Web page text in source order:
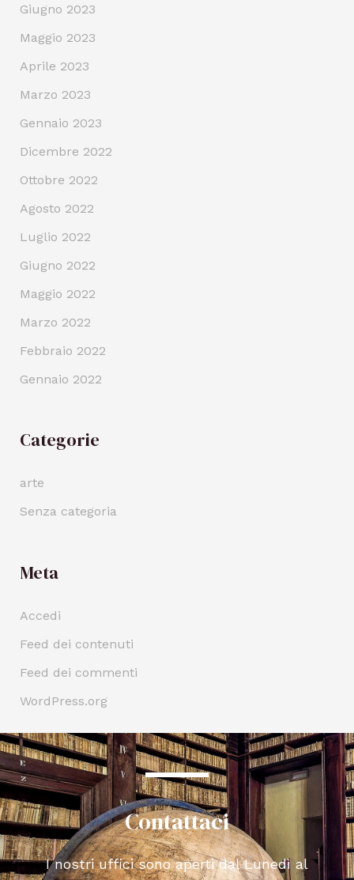
Giugno 2023
Maggio 2023
Aprile 2023
Marzo 2023
Gennaio 2023
Dicembre 2022
Ottobre 2022
Agosto 2022
Luglio 2022
Giugno 2022
Maggio 2022
Marzo 2022
Febbraio 2022
Gennaio 2022
Categorie
arte
Senza categoria
Meta
Accedi
Feed dei contenuti
Feed dei commenti
WordPress.org
Contattaci
I nostri uffici sono aperti dal Lunedì al